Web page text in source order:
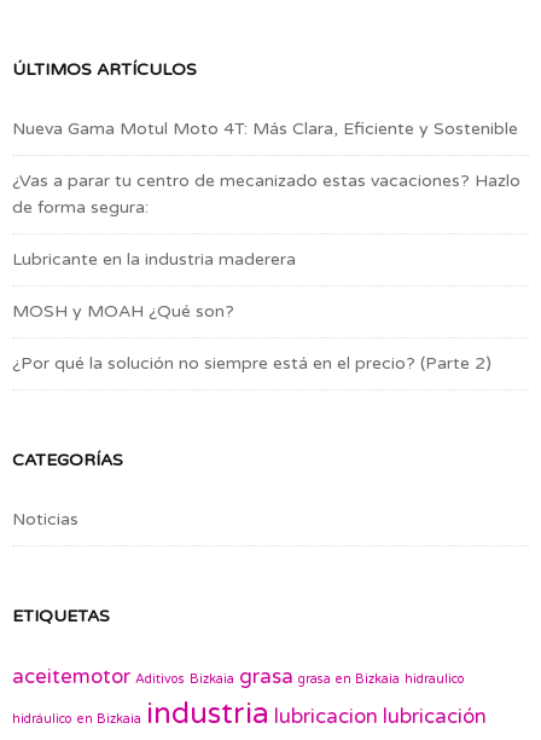
ÚLTIMOS ARTÍCULOS
Nueva Gama Motul Moto 4T: Más Clara, Eficiente y Sostenible
¿Vas a parar tu centro de mecanizado estas vacaciones? Hazlo
de forma segura:
Lubricante en la industria maderera
MOSH y MOAH ¿Qué son?
¿Por qué la solución no siempre está en el precio? (Parte 2)
CATEGORÍAS
Noticias
ETIQUETAS
aceitemotor Aditivos Bizkaia grasa grasa en Bizkaia hidraulico
hidráulico en Bizkaia industria lubricacion lubricación